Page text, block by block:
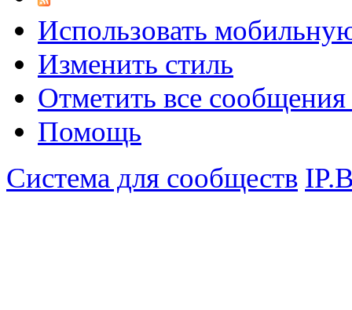
Использовать
Изменить стиль
Отметить все
Помощь
Система для сообществ